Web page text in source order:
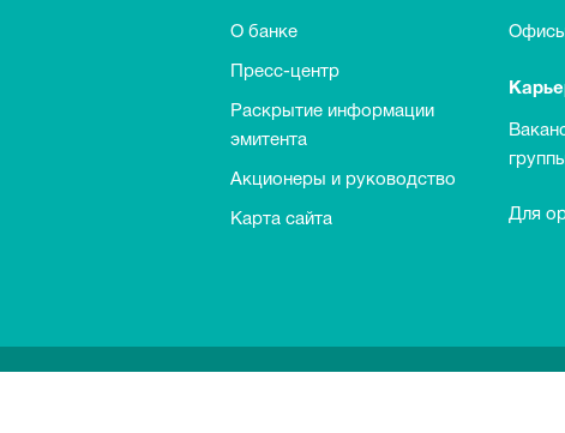
О банке
Пресс-центр
Раскрытие информации
эмитента
Акционеры и руководство
Карта сайта Для